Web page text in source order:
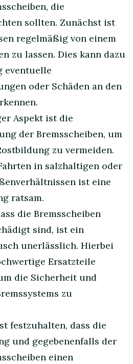
die
sollten. Zunächst ist
regelmäßig von einem
zu lassen. Dies kann dazu
eventuelle
oder Schäden an den
Aspekt ist die
der Bremsscheiben, um
zu vermeiden.
in salzhaltigen oder
ist eine
ratsam.
die Bremsscheiben
sind, ist ein
unerlässlich. Hierbei
Ersatzteile
die Sicherheit und
zu
festzuhalten, dass die
und gegebenenfalls der
einen